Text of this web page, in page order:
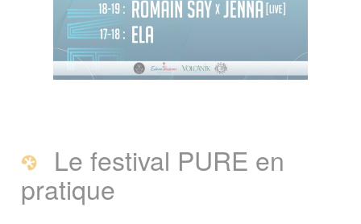
Le festival PURE en
pratique